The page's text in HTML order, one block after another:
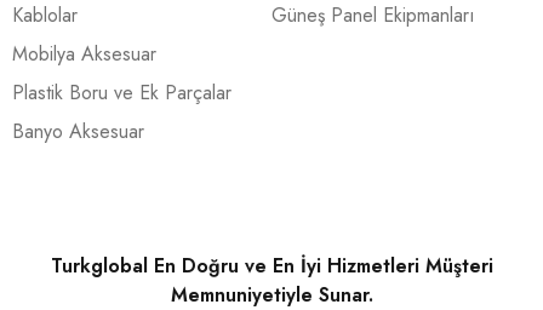
Kablolar
Mobilya Aksesuar
Plastik Boru ve Ek Parçalar
Banyo Aksesuar
Güneş Panel Ekipmanları
Turkglobal En Doğru ve En İyi Hizmetleri Müşteri
Memnuniyetiyle Sunar.